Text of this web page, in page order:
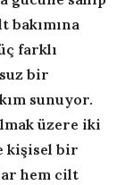
bakımına
farklı
bir
sunuyor.
üzere iki
kişisel bir
hem cilt